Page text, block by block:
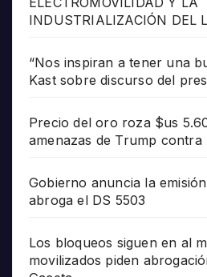
INDUSTRIALIZACIÓN DEL
“Nos inspiran a tener una
Kast sobre discurso del
Precio del oro roza $us
amenazas de Trump contra
Gobierno anuncia la
abroga el DS 5503
Los bloqueos siguen en al
movilizados piden